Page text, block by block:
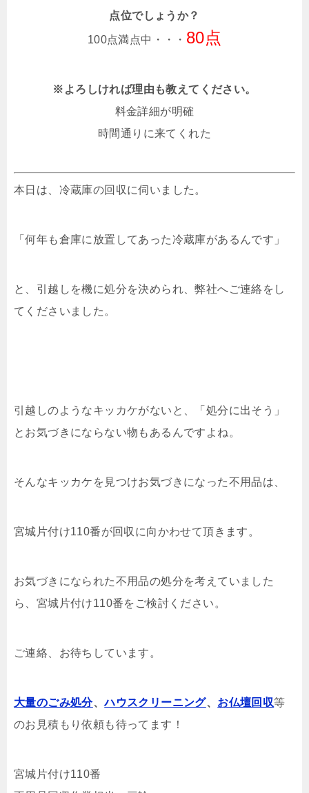
点位でしょうか？
100点満点中・・・ 80点
※よろしければ理由も教えてください。
料金詳細が明確
時間通りに来てくれた
本日は、冷蔵庫の回収に伺いました。
「何年も倉庫に放置してあった冷蔵庫があるんです」
と、引越しを機に処分を決められ、弊社へご連絡をし
てくださいました。
引越しのようなキッカケがないと、「処分に出そう」
とお気づきにならない物もあるんですよね。
そんなキッカケを見つけお気づきになった不用品は、
宮城片付け110番が回収に向かわせて頂きます。
お気づきになられた不用品の処分を考えていました
ら、宮城片付け110番をご検討ください。
ご連絡、お待ちしています。
大量のごみ処分、ハウスクリーニング、 お仏壇回収等
のお見積もり依頼も待ってます！
宮城片付け110番